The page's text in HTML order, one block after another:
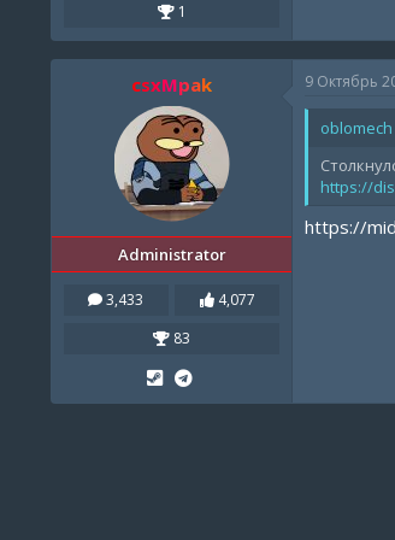
1
csxMpak
Administrator
3,433
4,077
83
9 Октябрь
oblomech
https://
https://